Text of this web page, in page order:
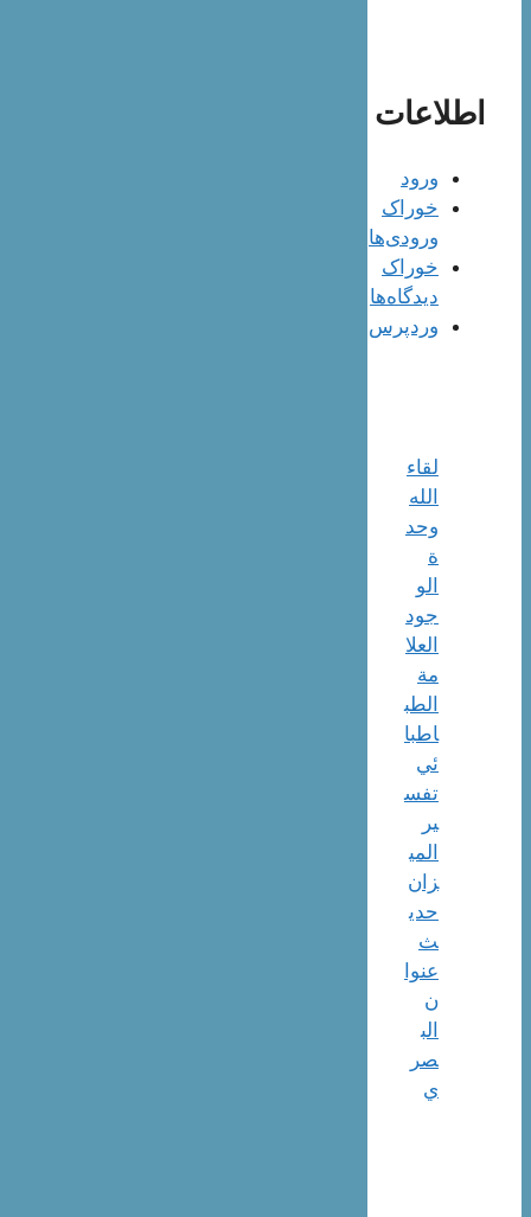
اطلاعات
ورود
خوراک
ورودی‌ها
خوراک
دیدگاه‌ها
وردپرس
لقاء
الله
وحد
الو
جود
العلا
مة
الطب
اطبا
ئي
تفس
ير
المي
زان
حدي
ث
عنوا
ن
الب
صر
ي